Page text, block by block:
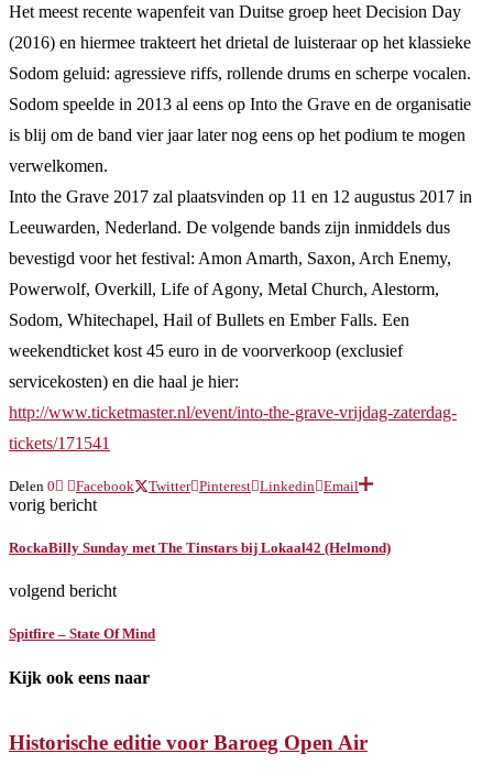
Het meest recente wapenfeit van Duitse groep heet Decision Day
(2016) en hiermee trakteert het drietal de luisteraar op het klassieke
Sodom geluid: agressieve riffs, rollende drums en scherpe vocalen.
Sodom speelde in 2013 al eens op Into the Grave en de organisatie
is blij om de band vier jaar later nog eens op het podium te mogen
verwelkomen.
Into the Grave 2017 zal plaatsvinden op 11 en 12 augustus 2017 in
Leeuwarden, Nederland. De volgende bands zijn inmiddels dus
bevestigd voor het festival: Amon Amarth, Saxon, Arch Enemy,
Powerwolf, Overkill, Life of Agony, Metal Church, Alestorm,
Sodom, Whitechapel, Hail of Bullets en Ember Falls. Een
weekendticket kost 45 euro in de voorverkoop (exclusief
servicekosten) en die haal je hier:
http://www.ticketmaster.nl/event/into-the-grave-vrijdag-zaterdag-
tickets/171541
Delen 0 Facebook Twitter Pinterest Linkedin Email
vorig bericht
RockaBilly Sunday met The Tinstars bij Lokaal42 (Helmond)
volgend bericht
Spitfire – State Of Mind
Kijk ook eens naar
Historische editie voor Baroeg Open Air